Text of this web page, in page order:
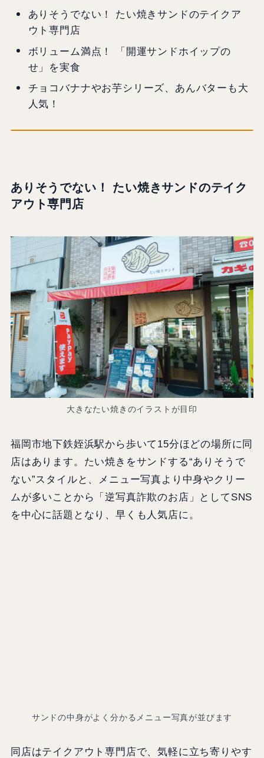
ありそうでない！ たい焼きサンドのテイクア
ウト専門店
ボリューム満点！ 「開運サンドホイップの
せ」を実食
チョコバナナやお芋シリーズ、あんバターも大
人気！
ありそうでない！ たい焼きサンドのテイク
アウト専門店
大きなたい焼きのイラストが目印
福岡市地下鉄姪浜駅から歩いて15分ほどの場所に同
店はあります。たい焼きをサンドする“ありそうで
ない”スタイルと、メニュー写真より中身やクリー
ムが多いことから「逆写真詐欺のお店」としてSNS
を中心に話題となり、早くも人気店に。
サンドの中身がよく分かるメニュー写真が並びます
同店はテイクアウト専門店で、気軽に立ち寄りやす